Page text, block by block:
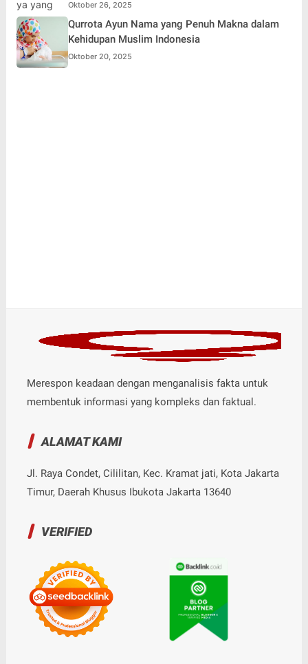
Oktober 26, 2025
Qurrota Ayun Nama yang Penuh Makna dalam
Kehidupan Muslim Indonesia
Oktober 20, 2025
Merespon keadaan dengan menganalisis fakta untuk
membentuk informasi yang kompleks dan faktual.
ALAMAT KAMI
Jl. Raya Condet, Cililitan, Kec. Kramat jati, Kota Jakarta
Timur, Daerah Khusus Ibukota Jakarta 13640
VERIFIED